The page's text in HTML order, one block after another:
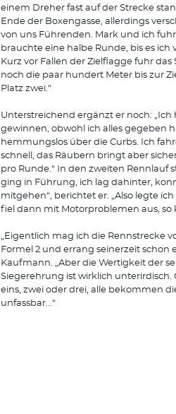
einem Dreher fast auf der Strecke
Ende der Boxengasse, allerdings
von uns Führenden. Mark und ich
brauchte eine halbe Runde, bis es ich
Kurz vor Fallen der Zielflagge fuhr
noch die paar hundert Meter bis zur
Platz zwei.“
Unterstreichend ergänzt er noch:
gewinnen, obwohl ich alles gegeben
hemmungslos über die Curbs. Ich
schnell, das Räubern bringt aber
pro Runde.“ In den zweiten Rennlauf
ging in Führung, ich lag dahinter,
mitgehen“, berichtet er. „Also legte
fiel dann mit Motorproblemen aus,
„Eigentlich mag ich die Rennstrecke
Formel 2 und errang seinerzeit schon
Kaufmann. „Aber die Wertigkeit der
Siegerehrung ist wirklich unterirdisch.
eins, zwei oder drei, alle bekommen
unfassbar...“